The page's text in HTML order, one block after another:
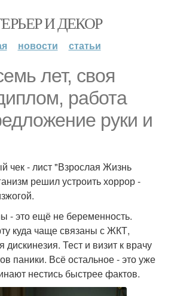
И ДЕКОР
новости статьи
лет, своя
работа
руки и
чек - лист "Взрослая Жизнь
решил устроить хоррор -
- это ещё не беременность.
куда чаще связаны с ЖКТ,
дискинезия. Тест и визит к врачу
паники. Всё остальное - это уже
нестись быстрее фактов.